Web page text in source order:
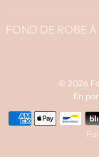
FOND DE ROBE
© 2026
En
Méthodes de